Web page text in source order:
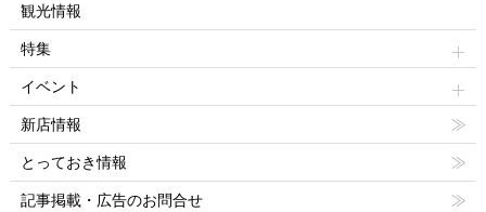
観光情報
特集
イベント
新店情報
とっておき情報
記事掲載・広告のお問合せ